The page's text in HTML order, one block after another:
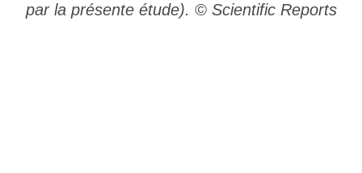
par la présente étude). © Scientific Reports